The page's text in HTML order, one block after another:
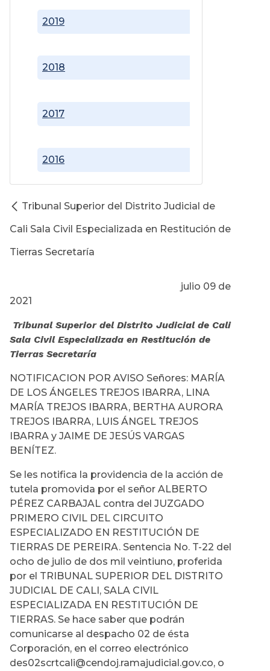
2016
2017
2018
2019
Tribunal Superior del Distrito Judicial de
Cali Sala Civil Especializada en Restitución de
Tierras Secretaría
julio 09 de
2021
Tribunal Superior del Distrito Judicial de Cali
Sala Civil Especializada en Restitución de
Tierras Secretaría
NOTIFICACION POR AVISO Señores: MARÍA
DE LOS ÁNGELES TREJOS IBARRA, LINA
MARÍA TREJOS IBARRA, BERTHA AURORA
TREJOS IBARRA, LUIS ÁNGEL TREJOS
IBARRA y JAIME DE JESÚS VARGAS
BENÍTEZ.
Se les notifica la providencia de la acción de
tutela promovida por el señor ALBERTO
PÉREZ CARBAJAL contra del JUZGADO
PRIMERO CIVIL DEL CIRCUITO
ESPECIALIZADO EN RESTITUCIÓN DE
TIERRAS DE PEREIRA. Sentencia No. T-22 del
ocho de julio de dos mil veintiuno, proferida
por el TRIBUNAL SUPERIOR DEL DISTRITO
JUDICIAL DE CALI, SALA CIVIL
ESPECIALIZADA EN RESTITUCIÓN DE
TIERRAS. Se hace saber que podrán
comunicarse al despacho 02 de ésta
Corporación, en el correo electrónico
des02scrtcali@cendoj.ramajudicial.gov.co, o